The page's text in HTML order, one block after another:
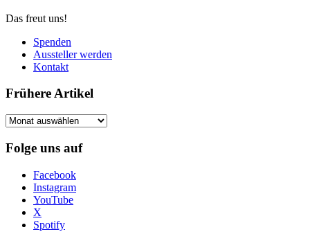
Das freut uns!
Spenden
Aussteller werden
Kontakt
Frühere Artikel
Frühere
Folge uns auf
Facebook
Instagram
YouTube
X
Spotify